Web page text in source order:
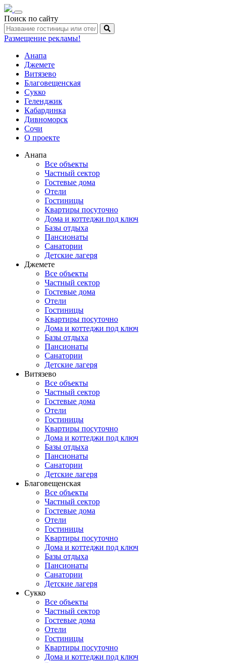
Toggle
navigation
Поиск по сайту
Размещение рекламы!
Анапа
Джемете
Витязево
Благовещенская
Сукко
Геленджик
Кабардинка
Дивноморск
Сочи
О проекте
Анапа
Все объекты
Частный сектор
Гостевые дома
Отели
Гостиницы
Квартиры посуточно
Дома и коттеджи под ключ
Базы отдыха
Пансионаты
Санатории
Детские лагеря
Джемете
Все объекты
Частный сектор
Гостевые дома
Отели
Гостиницы
Квартиры посуточно
Дома и коттеджи под ключ
Базы отдыха
Пансионаты
Санатории
Детские лагеря
Витязево
Все объекты
Частный сектор
Гостевые дома
Отели
Гостиницы
Квартиры посуточно
Дома и коттеджи под ключ
Базы отдыха
Пансионаты
Санатории
Детские лагеря
Благовещенская
Все объекты
Частный сектор
Гостевые дома
Отели
Гостиницы
Квартиры посуточно
Дома и коттеджи под ключ
Базы отдыха
Пансионаты
Санатории
Детские лагеря
Сукко
Все объекты
Частный сектор
Гостевые дома
Отели
Гостиницы
Квартиры посуточно
Дома и коттеджи под ключ